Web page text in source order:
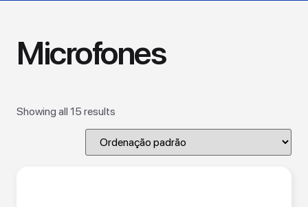
Microfones
Showing all 15 results